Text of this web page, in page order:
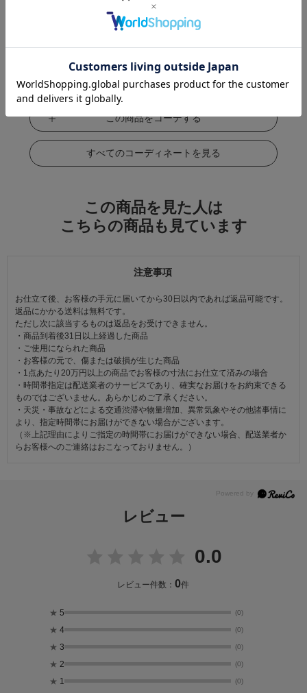
この商品をコーデする
すべてのコーディネートを見る
この商品を見た人は
こちらの商品も見ています
注意事項
お仕立て後、お客様の手元に届いてから30日以内であれば返品可能です。
返品にかかる送料は無料です。
ただし次に該当するものは返品をお受けできません。
・商品到着後31日以上経過した商品
・ご使用になられた商品
・お客様の元で、傷または破損が生じた商品
・1点あたり20万円以上の商品でお客様の寸法にお仕立て済みの場合
・時間帯指定は配送業者のサービスであり、確実なお届けをお約束できる
ものではございません。あらかじめご了承ください。
・天災・事故などによる交通渋滞や物量増加、異常気象やその他諸事情に
より、指定時間帯にお届けができない場合がございます。
（※上記理由によりご指定の時間帯にお届けができない場合、配送業者か
らお客様へのご連絡はおこなっておりません。）
レビュー
0.0
レビュー件数：0件
★ 5 (0)
★ 4 (0)
★ 3 (0)
★ 2 (0)
★ 1 (0)